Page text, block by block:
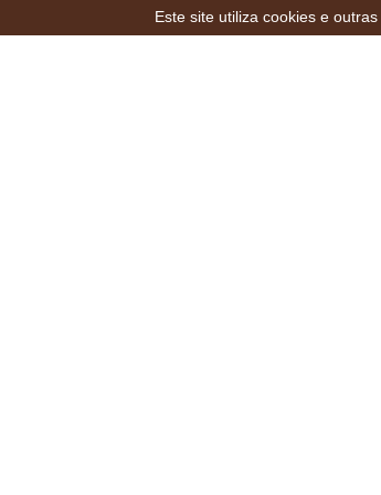
Este site utiliza cookies e